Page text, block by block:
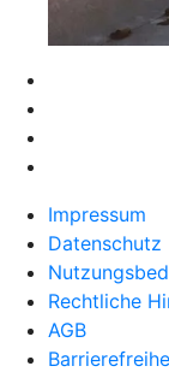
Impressum
Datenschutz
Rechtliche
AGB